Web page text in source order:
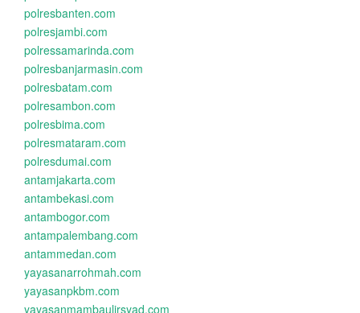
polresbanten.com
polresjambi.com
polressamarinda.com
polresbanjarmasin.com
polresbatam.com
polresambon.com
polresbima.com
polresmataram.com
polresdumai.com
antamjakarta.com
antambekasi.com
antambogor.com
antampalembang.com
antammedan.com
yayasanarrohmah.com
yayasanpkbm.com
yayasanmambaulirsyad.com